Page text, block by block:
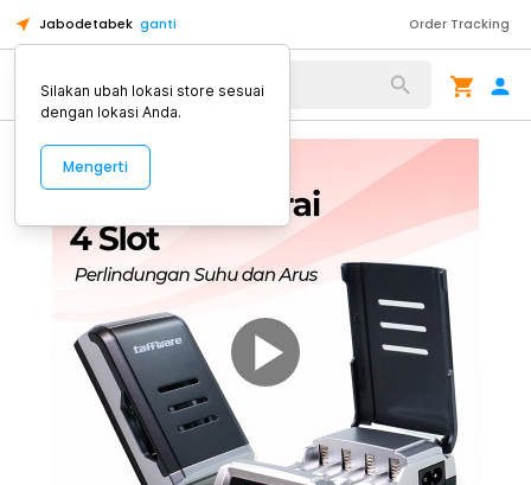
Jabodetabek ganti Order Tracking
Alat Kopi
Silakan ubah lokasi store sesuai
dengan lokasi Anda.
Mengerti